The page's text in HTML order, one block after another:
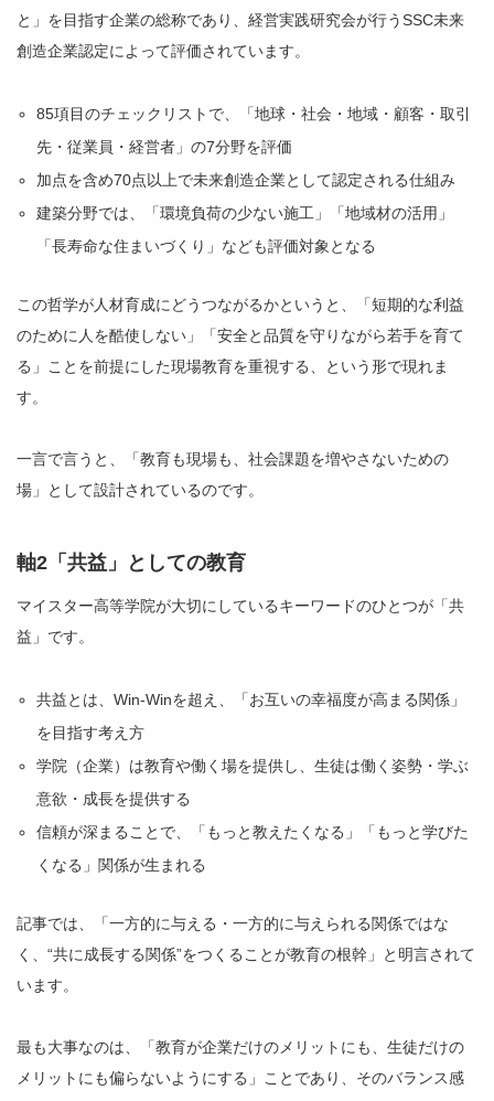
と」を目指す企業の総称であり、経営実践研究会が行うSSC未来
創造企業認定によって評価されています。
85項目のチェックリストで、「地球・社会・地域・顧客・取引
先・従業員・経営者」の7分野を評価
加点を含め70点以上で未来創造企業として認定される仕組み
建築分野では、「環境負荷の少ない施工」「地域材の活用」
「長寿命な住まいづくり」なども評価対象となる
この哲学が人材育成にどうつながるかというと、「短期的な利益
のために人を酷使しない」「安全と品質を守りながら若手を育て
る」ことを前提にした現場教育を重視する、という形で現れま
す。
一言で言うと、「教育も現場も、社会課題を増やさないための
場」として設計されているのです。
軸2「共益」としての教育
マイスター高等学院が大切にしているキーワードのひとつが「共
益」です。
共益とは、Win-Winを超え、「お互いの幸福度が高まる関係」
を目指す考え方
学院（企業）は教育や働く場を提供し、生徒は働く姿勢・学ぶ
意欲・成長を提供する
信頼が深まることで、「もっと教えたくなる」「もっと学びた
くなる」関係が生まれる
記事では、「一方的に与える・一方的に与えられる関係ではな
く、“共に成長する関係”をつくることが教育の根幹」と明言されて
います。
最も大事なのは、「教育が企業だけのメリットにも、生徒だけの
メリットにも偏らないようにする」ことであり、そのバランス感